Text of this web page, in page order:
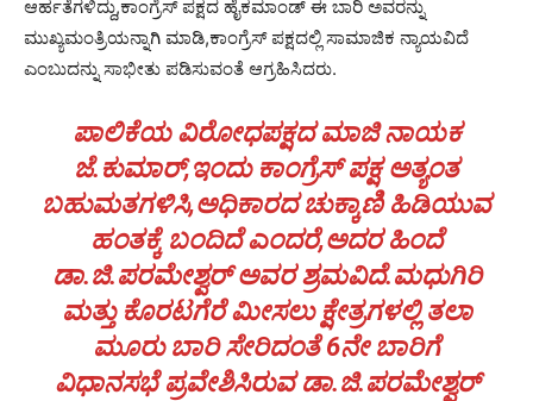
ಆರ್ಹತೆಗಳಿದ್ದು,ಕಾಂಗ್ರೆಸ್ ಪಕ್ಷದ ಹೈಕಮಾಂಡ್ ಈ ಬಾರಿ ಅವರನ್ನು
ಮುಖ್ಯಮಂತ್ರಿಯನ್ನಾಗಿ ಮಾಡಿ,ಕಾಂಗ್ರೆಸ್ ಪಕ್ಷದಲ್ಲಿ ಸಾಮಾಜಿಕ ನ್ಯಾಯವಿದೆ
ಎಂಬುದನ್ನು ಸಾಭೀತು ಪಡಿಸುವಂತೆ ಆಗ್ರಹಿಸಿದರು.
ಪಾಲಿಕೆಯ ವಿರೋಧಪಕ್ಷದ ಮಾಜಿ ನಾಯಕ
ಜೆ.ಕುಮಾರ್,ಇಂದು ಕಾಂಗ್ರೆಸ್ ಪಕ್ಷ ಅತ್ಯಂತ
ಬಹುಮತಗಳಿಸಿ,ಅಧಿಕಾರದ ಚುಕ್ಕಾಣಿ ಹಿಡಿಯುವ
ಹಂತಕ್ಕೆ ಬಂದಿದೆ ಎಂದರೆ,ಅದರ ಹಿಂದೆ
ಡಾ.ಜಿ.ಪರಮೇಶ್ವರ್ ಅವರ ಶ್ರಮವಿದೆ.ಮಧುಗಿರಿ
ಮತ್ತು ಕೊರಟಗೆರೆ ಮೀಸಲು ಕ್ಷೇತ್ರಗಳಲ್ಲಿ ತಲಾ
ಮೂರು ಬಾರಿ ಸೇರಿದಂತೆ 6ನೇ ಬಾರಿಗೆ
ವಿಧಾನಸಭೆ ಪ್ರವೇಶಿಸಿರುವ ಡಾ.ಜಿ.ಪರಮೇಶ್ವರ್